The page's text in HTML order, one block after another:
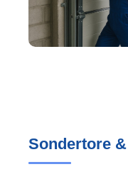
Sondertore